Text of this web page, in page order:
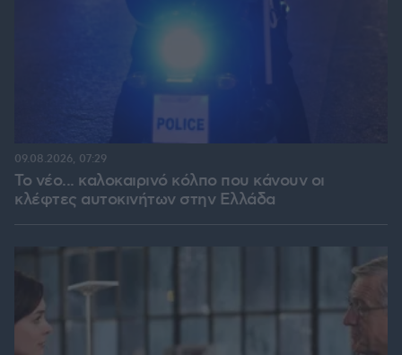
Το νέο... καλοκαιρινό κόλπο που κάνουν οι
κλέφτες αυτοκινήτων στην Ελλάδα
09.08.2026, 07:29